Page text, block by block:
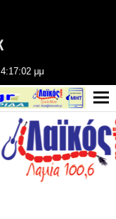
4:17:03 μμ